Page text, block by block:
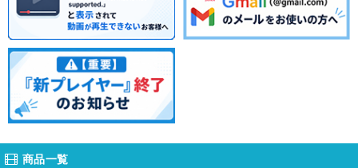
商品一覧